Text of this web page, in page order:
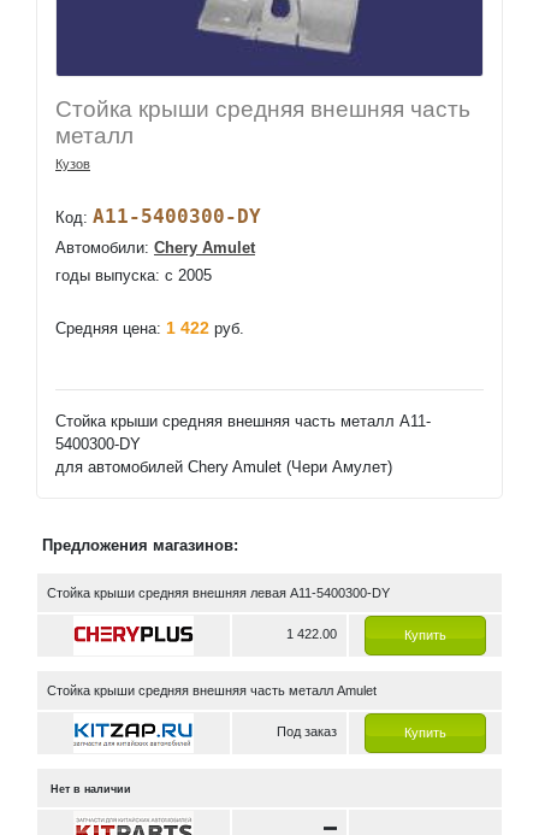
Стойка крыши средняя внешняя часть
металл
Кузов
Код: A11-5400300-DY
Автомобили: Chery Amulet
годы выпуска: c 2005
Средняя цена: 1 422 руб.
Стойка крыши средняя внешняя часть металл A11-
5400300-DY
для автомобилей Chery Amulet (Чери Амулет)
Предложения магазинов:
Стойка крыши средняя внешняя левая A11-5400300-DY
1 422.00 Купить
Стойка крыши средняя внешняя часть металл Amulet
Под заказ Купить
Нет в наличии